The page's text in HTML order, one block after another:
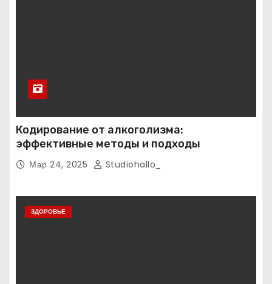
Кодирование от алкоголизма:
эффективные методы и подходы
Мар 24, 2025 Studiohallo_
ЗДОРОВЬЕ